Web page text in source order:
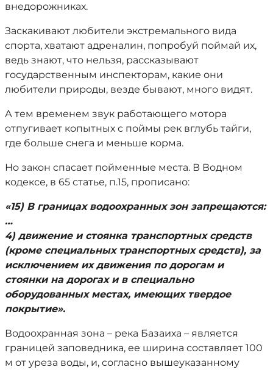
внедорожниках.
Заскакивают любители экстремального вида
спорта, хватают адреналин, попробуй поймай их,
ведь знают, что нельзя, рассказывают
государственным инспекторам, какие они
любители природы, везде бывают, много видят.
А тем временем звук работающего мотора
отпугивает копытных с поймы рек вглубь тайги,
где больше снега и меньше корма.
Но закон спасает пойменные места. В Водном
кодексе, в 65 статье, п.15, прописано:
«15) В границах водоохранных зон запрещаются:
…
4) движение и стоянка транспортных средств
(кроме специальных транспортных средств), за
исключением их движения по дорогам и
стоянки на дорогах и в специально
оборудованных местах, имеющих твердое
покрытие».
Водоохранная зона – река Базаиха – является
границей заповедника, ее ширина составляет 100
м от уреза воды, и, согласно вышеуказанному